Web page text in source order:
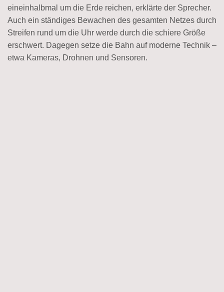
eineinhalbmal um die Erde reichen, erklärte der Sprecher.
Auch ein ständiges Bewachen des gesamten Netzes durch
Streifen rund um die Uhr werde durch die schiere Größe
erschwert. Dagegen setze die Bahn auf moderne Technik –
etwa Kameras, Drohnen und Sensoren.